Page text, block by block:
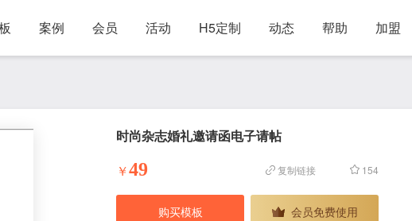
案例 会员 活动 H5定制 动态 帮助 加盟
时尚杂志婚礼邀请函电子请帖
￥49 复制链接 154
购买模板 会员免费使用